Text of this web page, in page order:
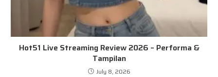
Hot51 Live Streaming Review 2026 – Performa &
Tampilan
July 8, 2026